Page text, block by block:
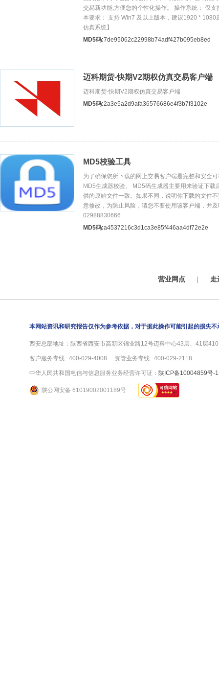
交易新功能,方便您的个性化操作。 操作系统： 仅
本要求： 支持 Win7 及以上版本，建议1920 * 1080
仿真系统】
MD5码:7de95062c22998b74adf427b095eb8ed
迈科期货-快期V2期权仿真交易客户端
迈科期货-快期V2期权仿真交易客户端
MD5码:2a3e5a2d9afa36576686e4f3b7f3102e
MD5校验工具
为了确保您所下载的网上交易客户端是完整和安全
MD5生成器校验。 MD5码生成器主要用来验证下载
供的原始文件一致。如果不同，说明你下载的文件
意修改，为防止风险，请您不要使用该客户端，并
02988830666
MD5码:a4537216c3d1ca3e85f446aa4df72e2e
营业网点 走
本网站资讯和研究报告仅作为参考依据，对于据此操作可能引起的损失
西安总部地址：陕西省西安市高新区锦业路12号迈科中心43层、41层
客户服务专线 : 400-029-4008 资管业务专线 : 400-029-2118
中华人民共和国电信与信息服务业务经营许可证： 陕ICP备10004859号-1
陕公网安备 61019002001189号